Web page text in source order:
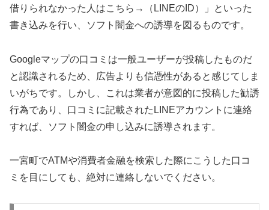
借りられなかった人はこちら→（LINEのID）」といった
書き込みを行い、ソフト闇金への誘導を図るものです。
Googleマップの口コミは一般ユーザーが投稿したものだ
と認識されるため、広告よりも信憑性があると感じてしま
いがちです。しかし、これは業者が意図的に投稿した勧誘
行為であり、口コミに記載されたLINEアカウントに連絡
すれば、ソフト闇金の申し込みに誘導されます。
一宮町でATMや消費者金融を検索した際にこうした口コ
ミを目にしても、絶対に連絡しないでください。